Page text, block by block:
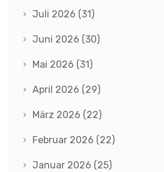
Juli 2026 (31)
Juni 2026 (30)
Mai 2026 (31)
April 2026 (29)
März 2026 (22)
Februar 2026 (22)
Januar 2026 (25)